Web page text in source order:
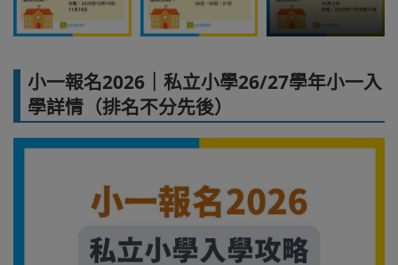
小一報名2026｜私立小學26/27學年小一入
學詳情（排名不分先後）